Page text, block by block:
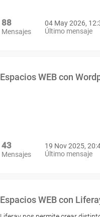
88
Mensajes
04 May 2026,
Último mensaje
Espacios WEB con
43
Mensajes
19 Nov 2025,
Último mensaje
Espacios WEB con